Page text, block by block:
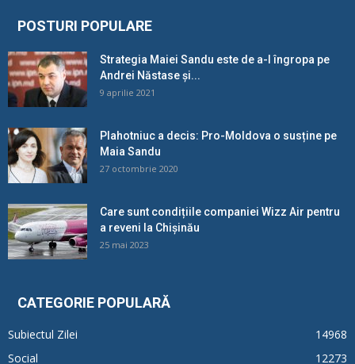
POSTURI POPULARE
Strategia Maiei Sandu este de a-l îngropa pe
Andrei Năstase și...
9 aprilie 2021
Plahotniuc a decis: Pro-Moldova o susține pe
Maia Sandu
27 octombrie 2020
Care sunt condițiile companiei Wizz Air pentru
a reveni la Chișinău
25 mai 2023
CATEGORIE POPULARĂ
Subiectul Zilei
14968
Social
12273